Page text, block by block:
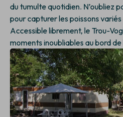
du tumulte quotidien. N’oubliez
pour capturer les poissons
Accessible librement, le Trou-
moments inoubliables au bord de